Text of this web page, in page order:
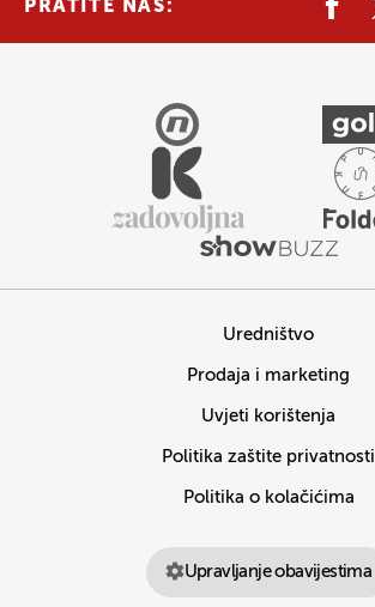
PRATITE NAS:
Uredništvo
Prodaja i marketing
Uvjeti korištenja
Politika zaštite privatnosti
Politika o kolačićima
Upravljanje obavijestima